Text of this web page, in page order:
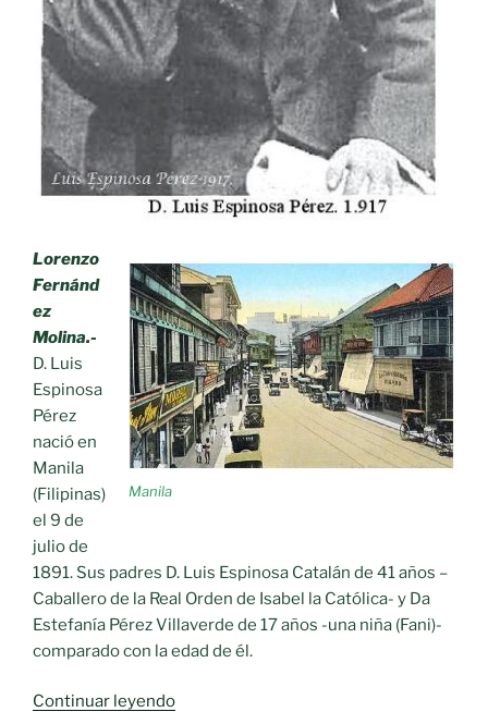
Manila
Lorenzo
Fernánd
ez
Molina.-
D. Luis
Espinosa
Pérez
nació en
Manila
(Filipinas)
el 9 de
julio de
1891. Sus padres D. Luis Espinosa Catalán de 41 años –
Caballero de la Real Orden de Isabel la Católica- y Da
Estefanía Pérez Villaverde de 17 años -una niña (Fani)-
comparado con la edad de él.
Continuar leyendo«Personajes